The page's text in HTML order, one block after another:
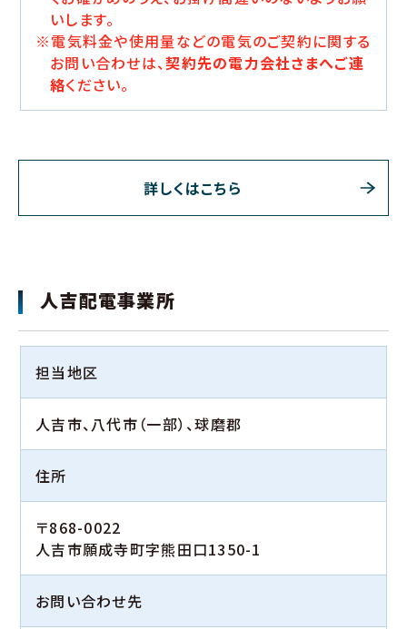
いします。
※電気料金や使用量などの電気のご契約に関する
お問い合わせは、契約先の電力会社さまへご連
絡ください。
詳しくはこちら
人吉配電事業所
担当地区
人吉市、八代市（一部）、球磨郡
住所
〒868-0022
人吉市願成寺町字熊田口1350-1
お問い合わせ先